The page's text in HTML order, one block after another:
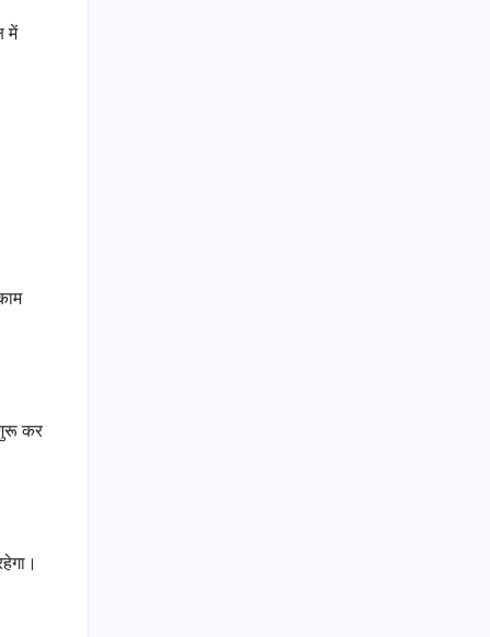
में
कर